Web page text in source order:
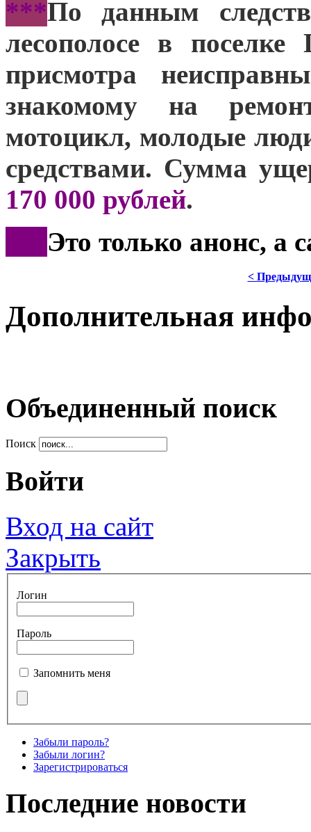
***По данным
лесополосе в поселке
присмотра
знакомому на
мотоцикл, молодые
средствами. Сумма
170 000 рублей.
Это только анонс, а
<
Дополнительная
Объединенный поиск
Поиск
Войти
Вход на сайт
Закрыть
Логин
Пароль
Запомнить меня
Забыли пароль?
Забыли логин?
Зарегистрироваться
Последние новости